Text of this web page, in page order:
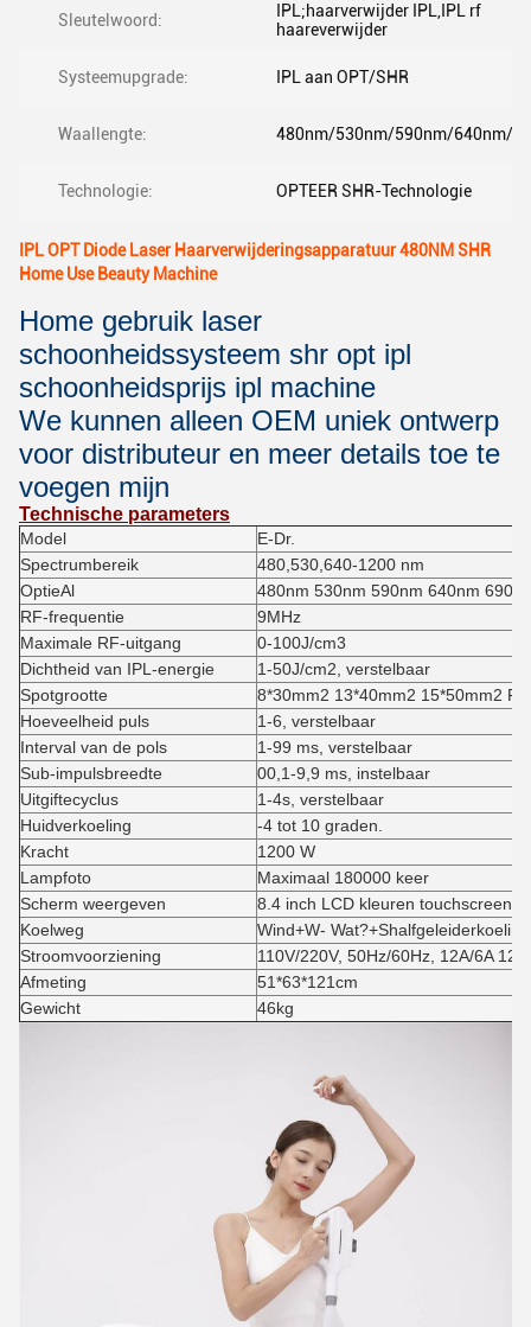
Sleutelwoord:
IPL;haarverwijder IPL,IPL rf
haareverwijder
Systeemupgrade: IPL aan OPT/SHR
Waallengte: 480nm/530nm/590nm/640nm/
Technologie: OPTEER SHR-Technologie
IPL OPT Diode Laser Haarverwijderingsapparatuur 480NM SHR
Home Use Beauty Machine
Home gebruik laser
schoonheidssysteem shr opt ipl
schoonheidsprijs ipl machine
We kunnen alleen OEM uniek ontwerp
voor distributeur en meer details toe te
voegen mijn
Technische parameters
Model E-Dr.
Spectrumbereik
480,530,640-1200 nm
OptieAl
480nm 530nm 590nm 640nm
RF-frequentie
9MHz
Maximale RF-uitgang
0-100J/cm3
Dichtheid van IPL-energie
1-50J/cm2, verstelbaar
Spotgrootte
8*30mm2 13*40mm2 15*50mm2
Hoeveelheid puls
1-6, verstelbaar
Interval van de pols
1-99 ms, verstelbaar
Sub-impulsbreedte
00,1-9,9 ms, instelbaar
Uitgiftecyclus
1-4s, verstelbaar
Huidverkoeling
-4 tot 10 graden.
Kracht
1200 W
Lampfoto
Maximaal 180000 keer
Scherm weergeven
8.4 inch LCD kleuren touchscreen
Koelweg
Wind+W- Wat?+Shalfgeleiderkoeling
Stroomvoorziening
110V/220V, 50Hz/60Hz, 12A/6A
Afmeting
51*63*121cm
Gewicht
46kg